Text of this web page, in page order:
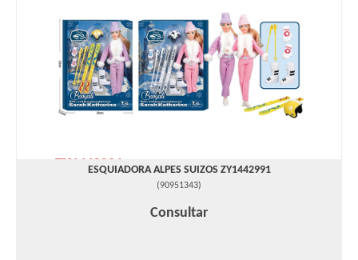
ESQUIADORA ALPES SUIZOS ZY1442991
(90951343)
Consultar